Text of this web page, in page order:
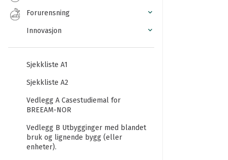
Forurensning
Innovasjon
Sjekkliste A1
Sjekkliste A2
Vedlegg A Casestudiemal for
BREEAM-NOR
Vedlegg B Utbygginger med blandet
bruk og lignende bygg (eller
enheter).